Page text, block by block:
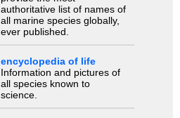
authoritative list of names of
all marine species globally,
ever published.
encyclopedia of life
Information and pictures of
all species known to
science.